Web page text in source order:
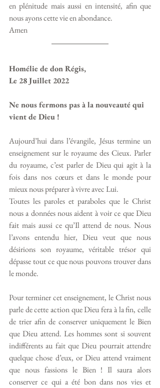
en plénitude mais aussi en intensité, afin que
Amen
Homélie de don Régis,
Le 28 Juillet 2022
Ne nous fermons pas à la nouveauté qui
vient de Dieu !
Aujourd’hui dans l’évangile, Jésus termine un
enseignement sur le royaume des Cieux. Parler
du royaume, c’est parler de Dieu qui agit à la
fois dans nos cœurs et dans le monde pour
mieux nous préparer à vivre avec Lui.
Toutes les paroles et paraboles que le Christ
nous a données nous aident à voir ce que Dieu
fait mais aussi ce qu’Il attend de nous. Nous
l’avons entendu hier, Dieu veut que nous
désirions son royaume, véritable trésor qui
dépasse tout ce que nous pouvons trouver dans
le monde.
Pour terminer cet enseignement, le Christ nous
parle de cette action que Dieu fera à la fin, celle
de trier afin de conserver uniquement le Bien
que Dieu attend. Les hommes sont si souvent
indifférents au fait que Dieu pourrait attendre
quelque chose d’eux, or Dieu attend vraiment
que nous fassions le Bien ! Il saura alors
conserver ce qui a été bon dans nos vies et